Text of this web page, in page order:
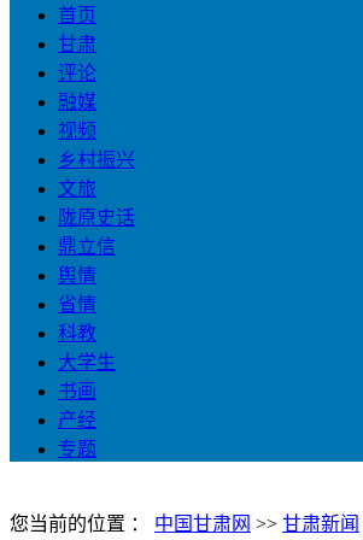
首页
甘肃
评论
融媒
视频
乡村振兴
文旅
陇原史话
鼎立信
舆情
省情
科教
大学生
书画
产经
专题
您当前的位置 ： 中国甘肃网 >> 甘肃新闻